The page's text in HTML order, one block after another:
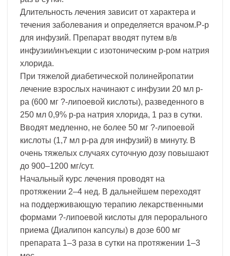
Длительность лечения зависит от характера и
течения заболевания и определяется врачом.Р-р
для инфузий. Препарат вводят путем в/в
инфузии/инъекции с изотоническим р-ром натрия
хлорида.
При тяжелой диабетической полинейропатии
лечение взрослых начинают с инфузии 20 мл р-
ра (600 мг ?-липоевой кислоты), разведенного в
250 мл 0,9% р-ра натрия хлорида, 1 раз в сутки.
Вводят медленно, не более 50 мг ?-липоевой
кислоты (1,7 мл р-ра для инфузий) в минуту. В
очень тяжелых случаях суточную дозу повышают
до 900–1200 мг/сут.
Начальный курс лечения проводят на
протяжении 2–4 нед. В дальнейшем переходят
на поддерживающую терапию лекарственными
формами ?-липоевой кислоты для перорального
приема (Диалипон капсулы) в дозе 600 мг
препарата 1–3 раза в сутки на протяжении 1–3